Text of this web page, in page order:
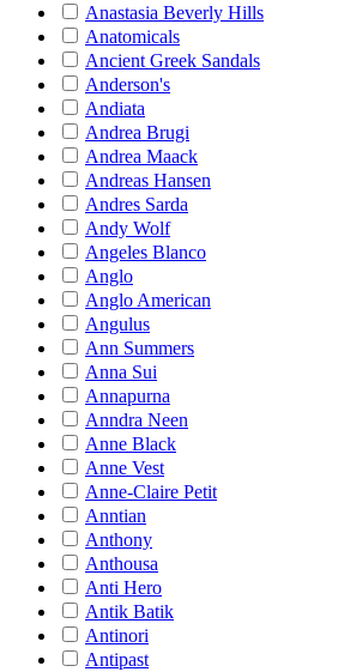
Anastasia Beverly Hills
Anatomicals
Ancient Greek Sandals
Anderson's
Andiata
Andrea Brugi
Andrea Maack
Andreas Hansen
Andres Sarda
Andy Wolf
Angeles Blanco
Anglo
Anglo American
Angulus
Ann Summers
Anna Sui
Annapurna
Anndra Neen
Anne Black
Anne Vest
Anne-Claire Petit
Anntian
Anthony
Anthousa
Anti Hero
Antik Batik
Antinori
Antipast